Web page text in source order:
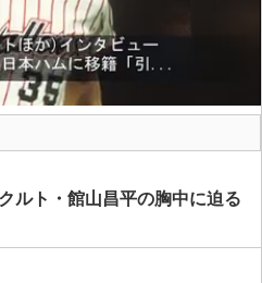
ルト・館山昌平の胸中に迫る